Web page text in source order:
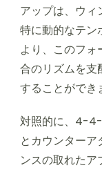
アップは、ウィ
特に動的なテン
より、このフ
合のリズムを支
することができ
対照的に、4-4-
とカウンター
ンスの取れた